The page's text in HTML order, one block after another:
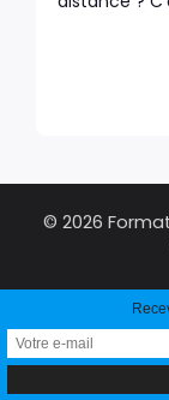
© 2026